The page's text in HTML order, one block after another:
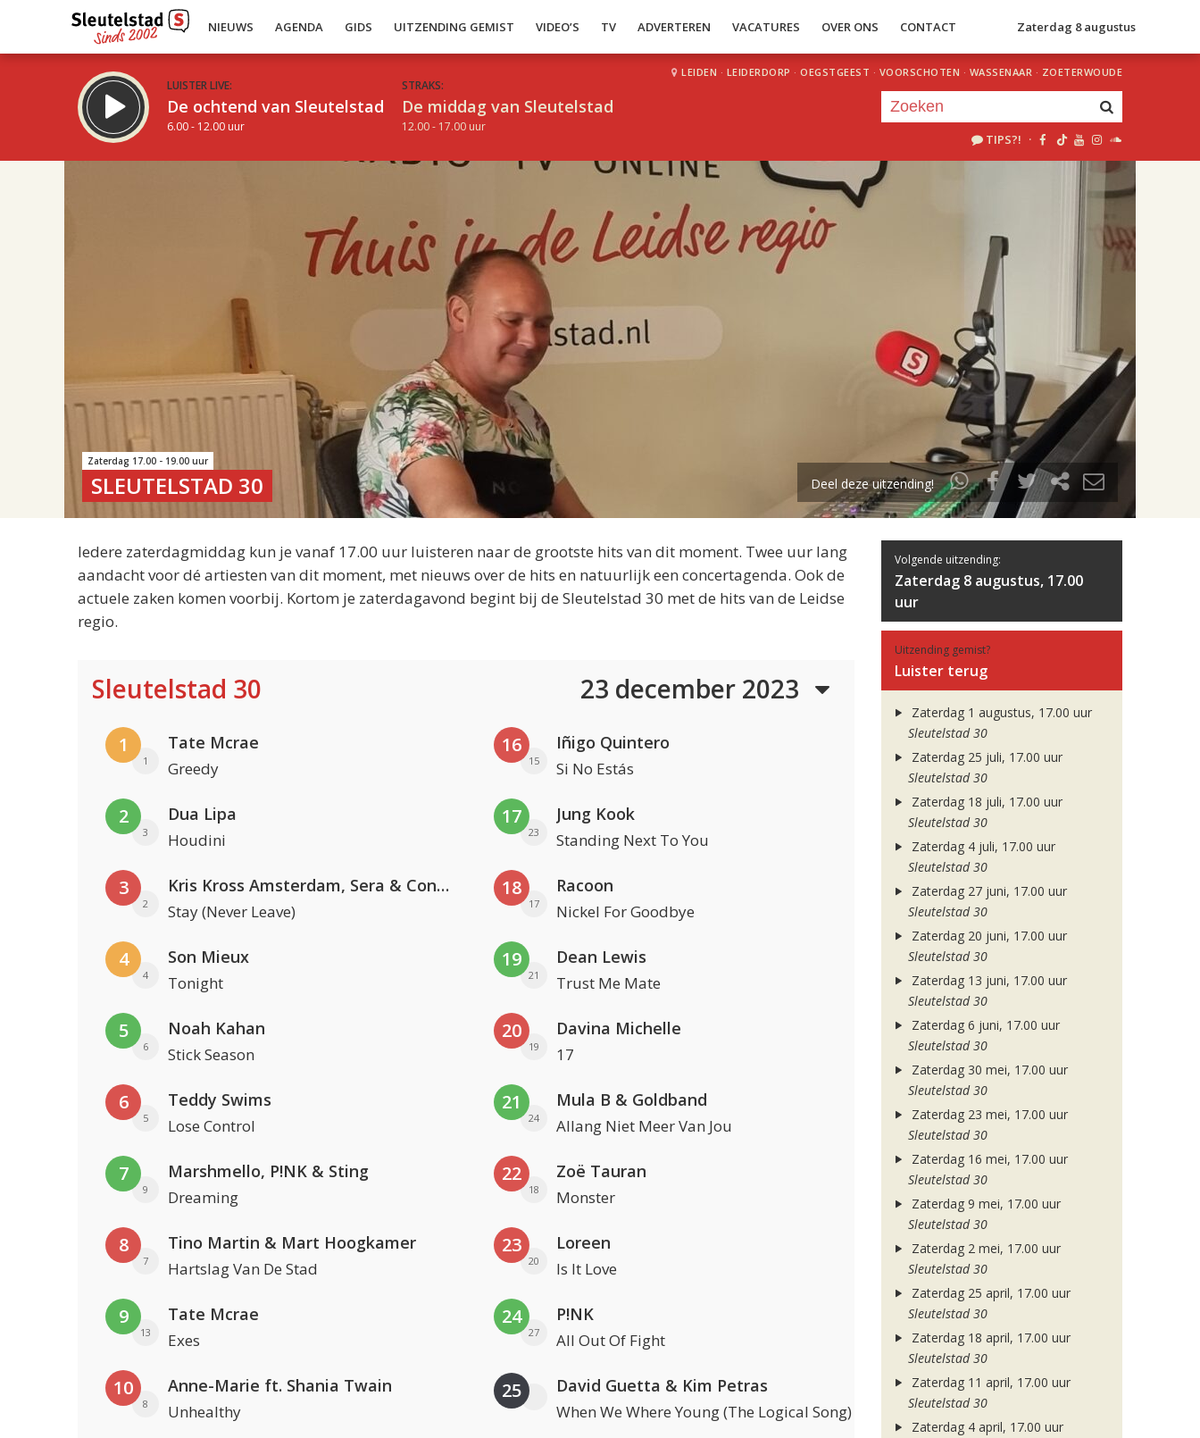
NIEUWS AGENDA GIDS UITZENDING GEMIST VIDEO’S TV ADVERTEREN VACATURES OVER ONS CONTACT Zaterdag 8 augustus
LUISTER LIVE:
De ochtend van Sleutelstad
6.00 - 12.00 uur
STRAKS:
De middag van Sleutelstad
12.00 - 17.00 uur
LEIDEN · LEIDERDORP · OEGSTGEEST · VOORSCHOTEN · WASSENAAR · ZOETERWOUDE
TIPS?! ·
uur 1 van 2
Volgend uur
Zaterdag 17.00 - 19.00 uur
SLEUTELSTAD 30 Deel deze uitzending!
Iedere zaterdagmiddag kun je vanaf 17.00 uur luisteren naar de grootste hits van dit moment. Twee uur lang
aandacht voor dé artiesten van dit moment, met nieuws over de hits en natuurlijk een concertagenda. Ook de
actuele zaken komen voorbij. Kortom je zaterdagavond begint bij de Sleutelstad 30 met de hits van de Leidse
regio.
Sleutelstad 30 23 december 2023
1
1
Tate Mcrae
Greedy
2
3
Dua Lipa
Houdini
3
2
Kris Kross Amsterdam, Sera & Conor Maynard
Stay (Never Leave)
4
4
Son Mieux
Tonight
5
6
Noah Kahan
Stick Season
6
5
Teddy Swims
Lose Control
7
9
Marshmello, P!NK & Sting
Dreaming
8
7
Tino Martin & Mart Hoogkamer
Hartslag Van De Stad
9
13
Tate Mcrae
Exes
10
8
Anne-Marie ft. Shania Twain
Unhealthy
16
15
Iñigo Quintero
Si No Estás
17
23
Jung Kook
Standing Next To You
18
17
Racoon
Nickel For Goodbye
19
21
Dean Lewis
Trust Me Mate
20
19
Davina Michelle
17
21
24
Mula B & Goldband
Allang Niet Meer Van Jou
22
18
Zoë Tauran
Monster
23
20
Loreen
Is It Love
24
27
P!NK
All Out Of Fight
25 David Guetta & Kim Petras
When We Where Young (The Logical Song)
Volgende uitzending:
Zaterdag 8 augustus, 17.00
uur
Uitzending gemist?
Luister terug
Zaterdag 1 augustus, 17.00 uur
Sleutelstad 30
Zaterdag 25 juli, 17.00 uur
Sleutelstad 30
Zaterdag 18 juli, 17.00 uur
Sleutelstad 30
Zaterdag 4 juli, 17.00 uur
Sleutelstad 30
Zaterdag 27 juni, 17.00 uur
Sleutelstad 30
Zaterdag 20 juni, 17.00 uur
Sleutelstad 30
Zaterdag 13 juni, 17.00 uur
Sleutelstad 30
Zaterdag 6 juni, 17.00 uur
Sleutelstad 30
Zaterdag 30 mei, 17.00 uur
Sleutelstad 30
Zaterdag 23 mei, 17.00 uur
Sleutelstad 30
Zaterdag 16 mei, 17.00 uur
Sleutelstad 30
Zaterdag 9 mei, 17.00 uur
Sleutelstad 30
Zaterdag 2 mei, 17.00 uur
Sleutelstad 30
Zaterdag 25 april, 17.00 uur
Sleutelstad 30
Zaterdag 18 april, 17.00 uur
Sleutelstad 30
Zaterdag 11 april, 17.00 uur
Sleutelstad 30
Zaterdag 4 april, 17.00 uur